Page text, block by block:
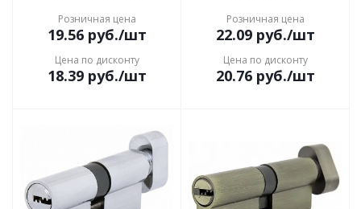
Розничная цена
19.56руб./шт
Цена по дисконту
18.39руб./шт
Розничная цена
22.09руб./шт
Цена по дисконту
20.76руб./шт